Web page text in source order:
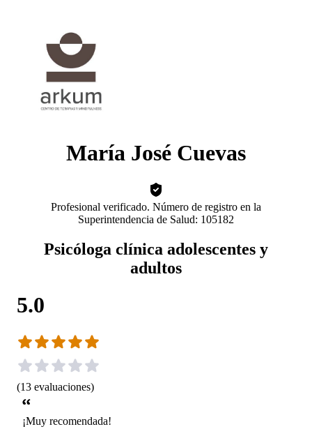
María José Cuevas
Profesional verificado. Número de registro en la
Superintendencia de Salud: 105182
Psicóloga clínica adolescentes y
adultos
5.0
(13 evaluaciones)
¡Muy recomendada!